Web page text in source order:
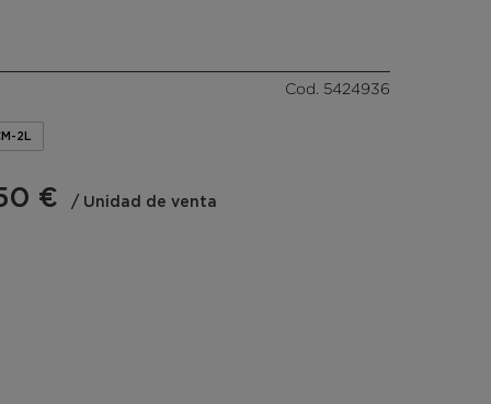
Cod. 5424936
2L
€ / Unidad de venta